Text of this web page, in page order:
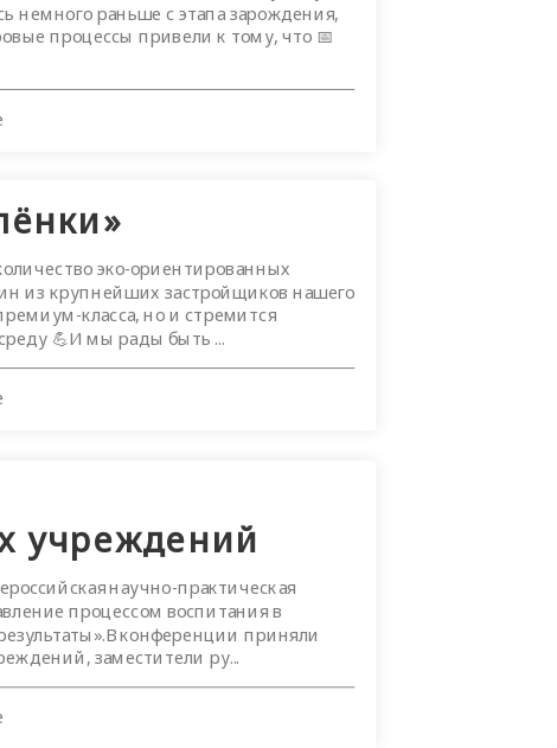
немного раньше с этапа зарождения,
процессы привели к тому, что 📅
эко-ориентированных
из крупнейших застройщиков нашего
класса, но и стремится
💪И мы рады быть ...
учреждений
научно-практическая
процессом воспитания в
конференции приняли
заместители ру...